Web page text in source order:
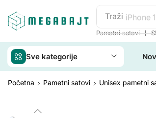
Traži iPhone
Pametni satovi ❘
Sve kategorije
Početna Pametni satovi Unisex pametni